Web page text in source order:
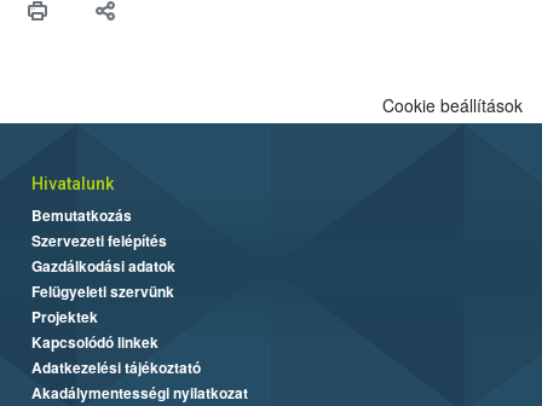
Cookie beállítások
Hivatalunk
Bemutatkozás
Szervezeti felépítés
Gazdálkodási adatok
Felügyeleti szervünk
Projektek
Kapcsolódó linkek
Adatkezelési tájékoztató
Akadálymentességi nyilatkozat